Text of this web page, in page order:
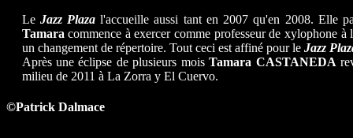
Le Jazz Plazal'accueille aussi tant en 2007 qu'en 2008. Elle
Tamara commence à exercer comme professeur de xylophone
un changement de répertoire. Tout ceci est affiné pour le Jazz
Après une éclipse de plusieurs moisTamara CASTANEDA
milieu de 2011 à La Zorra y El Cuervo.
©Patrick Dalmace